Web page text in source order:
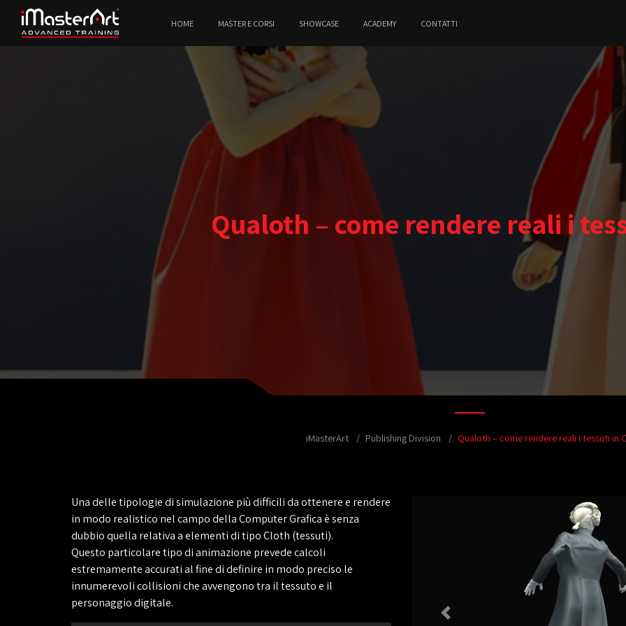
HOME MASTER E CORSI SHOWCASE ACADEMY CONTATTI
Qualoth – come rendere reali i
iMasterArt Publishing Division Qualoth – come rendere reali i tessuti in
Una delle tipologie di simulazione più difficili da ottenere e rendere
in modo realistico nel campo della Computer Grafica è senza
dubbio quella relativa a elementi di tipo Cloth (tessuti).
Questo particolare tipo di animazione prevede calcoli
estremamente accurati al fine di definire in modo preciso le
innumerevoli collisioni che avvengono tra il tessuto e il
personaggio digitale.